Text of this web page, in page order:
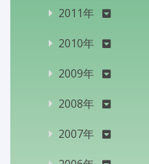
2011年
2010年
2009年
2008年
2007年